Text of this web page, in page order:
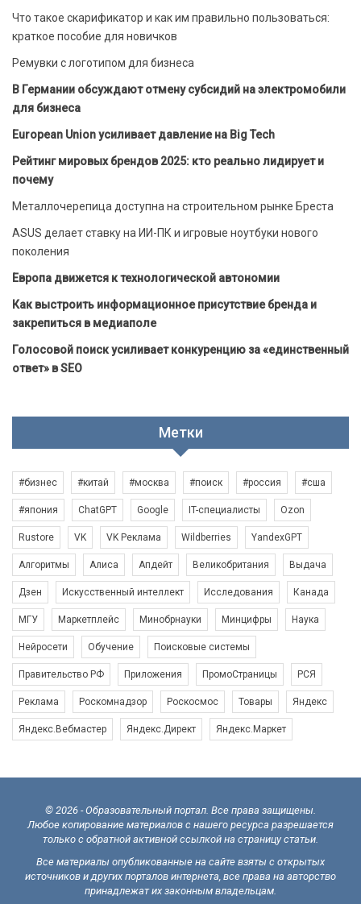
Что такое скарификатор и как им правильно пользоваться:
краткое пособие для новичков
Ремувки с логотипом для бизнеса
В Германии обсуждают отмену субсидий на электромобили
для бизнеса
European Union усиливает давление на Big Tech
Рейтинг мировых брендов 2025: кто реально лидирует и
почему
Металлочерепица доступна на строительном рынке Бреста
ASUS делает ставку на ИИ-ПК и игровые ноутбуки нового
поколения
Европа движется к технологической автономии
Как выстроить информационное присутствие бренда и
закрепиться в медиаполе
Голосовой поиск усиливает конкуренцию за «единственный
ответ» в SEO
Метки
#бизнес #китай #москва #поиск #россия #сша
#япония ChatGPT Google IT-специалисты Ozon
Rustore VK VK Реклама Wildberries YandexGPT
Алгоритмы Алиса Апдейт Великобритания Выдача
Дзен Искусственный интеллект Исследования Канада
МГУ Маркетплейс Минобрнауки Минцифры Наука
Нейросети Обучение Поисковые системы
Правительство РФ Приложения ПромоСтраницы РСЯ
Реклама Роскомнадзор Роскосмос Товары Яндекс
Яндекс.Вебмастер Яндекс.Директ Яндекс.Маркет
© 2026 - Образовательный портал. Все права защищены.
Любое копирование материалов с нашего ресурса разрешается
только с обратной активной ссылкой на страницу статьи.
Все материалы опубликованные на сайте взяты с открытых
источников и других порталов интернета, все права на авторство
принадлежат их законным владельцам.